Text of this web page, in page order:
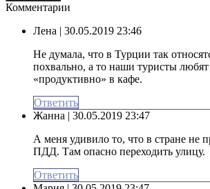
Комментарии
Лена | 30.05.2019 23:46
Не думала, что в Турции так
похвально, а то наши туристы любят
«продуктивно» в кафе.
Ответить
Жанна | 30.05.2019 23:47
А меня удивило то, что в стране не
ПДД. Там опасно переходить улицу.
Ответить